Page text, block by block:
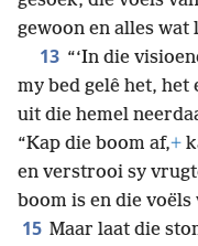
gewoon en alles wat
13 “‘In die
my bed gelê het, het
uit die hemel
“Kap die boom af,+
en verstrooi sy
boom is en die
15 Maar laat die